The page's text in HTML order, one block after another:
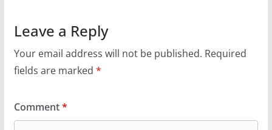
Leave a Reply
Your email address will not be published. Required
fields are marked *
Comment*